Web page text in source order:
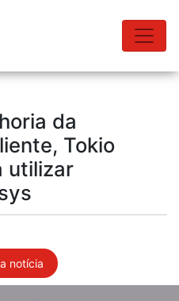
da
Tokio
utilizar
notícia